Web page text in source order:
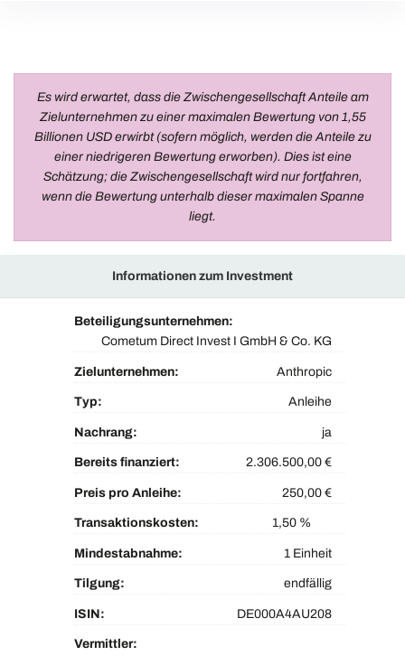
Es wird erwartet, dass die Zwischengesellschaft Anteile am
Zielunternehmen zu einer maximalen Bewertung von 1,55
Billionen USD erwirbt (sofern möglich, werden die Anteile zu
einer niedrigeren Bewertung erworben). Dies ist eine
Schätzung; die Zwischengesellschaft wird nur fortfahren,
wenn die Bewertung unterhalb dieser maximalen Spanne
liegt.
Informationen zum Investment
Beteiligungsunternehmen:
Cometum Direct Invest I GmbH & Co. KG
Zielunternehmen: Anthropic
Typ: Anleihe
Nachrang: ja
Bereits finanziert: 2.306.500,00 €
Preis pro Anleihe: 250,00 €
Transaktionskosten: 1,50 %
Mindestabnahme: 1 Einheit
Tilgung: endfällig
ISIN: DE000A4AU208
Vermittler: